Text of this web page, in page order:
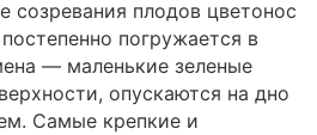
созревания плодов цветонос
погружается в
— маленькие зеленые
опускаются на дно
Самые крепкие и